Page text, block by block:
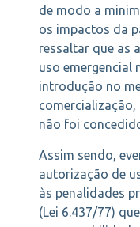
de modo a
os impactos da
ressaltar que as
uso emergencial
introdução no
comercialização,
não foi
Assim sendo,
autorização de
às penalidades
(Lei 6.437/77)